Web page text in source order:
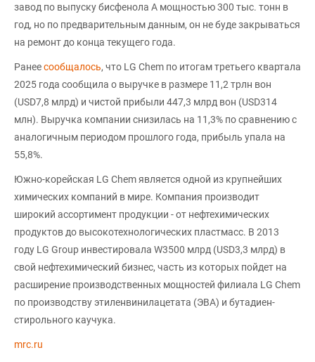
завод по выпуску бисфенола А мощностью 300 тыс. тонн в
год, но по предварительным данным, он не буде закрываться
на ремонт до конца текущего года.
Ранеесообщалось, что LG Chem по итогам третьего квартала
2025 года сообщила о выручке в размере 11,2 трлн вон
(USD7,8 млрд) и чистой прибыли 447,3 млрд вон (USD314
млн). Выручка компании снизилась на 11,3% по сравнению с
аналогичным периодом прошлого года, прибыль упала на
55,8%.
Южно-корейская LG Chem является одной из крупнейших
химических компаний в мире. Компания производит
широкий ассортимент продукции - от нефтехимических
продуктов до высокотехнологических пластмасс. В 2013
году LG Group инвестировала W3500 млрд (USD3,3 млрд) в
свой нефтехимический бизнес, часть из которых пойдет на
расширение производственных мощностей филиала LG Chem
по производству этиленвинилацетата (ЭВА) и бутадиен-
стирольного каучука.
mrc.ru